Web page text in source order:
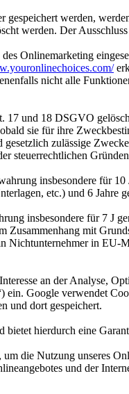
werden,
werden. Der
Onlinemarketing
nicht alle
und 18 DSGVO
sie für ihre
zulässige
steuerrechtlichen
insbesondere für
etc.) und 6
insbesondere für 7 J
mit
Nichtunternehmer in
an der Analyse,
Google verwendet
und dort gespeichert.
hierdurch eine
die Nutzung unseres
und der